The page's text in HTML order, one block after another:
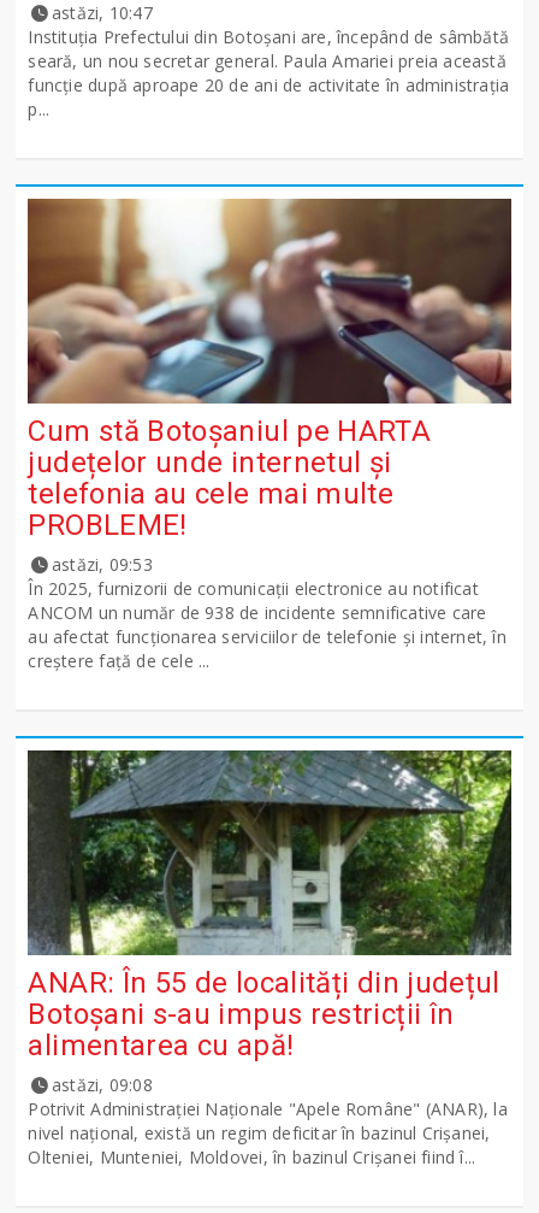
astăzi, 10:47
Instituția Prefectului din Botoșani are, începând de sâmbătă
seară, un nou secretar general. Paula Amariei preia această
funcție după aproape 20 de ani de activitate în administrația
p...
Cum stă Botoșaniul pe HARTA
județelor unde internetul și
telefonia au cele mai multe
PROBLEME!
astăzi, 09:53
În 2025, furnizorii de comunicații electronice au notificat
ANCOM un număr de 938 de incidente semnificative care
au afectat funcționarea serviciilor de telefonie și internet, în
creștere față de cele ...
ANAR: În 55 de localități din județul
Botoșani s-au impus restricții în
alimentarea cu apă!
astăzi, 09:08
Potrivit Administraţiei Naţionale "Apele Române" (ANAR), la
nivel naţional, există un regim deficitar în bazinul Crişanei,
Olteniei, Munteniei, Moldovei, în bazinul Crişanei fiind î...